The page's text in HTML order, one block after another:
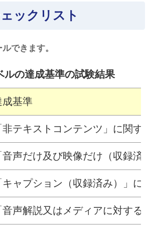
ックリスト
できます。
ルの達成基準の試験結果
成基準
非テキストコンテンツ」に関す
音声だけ及び映像だけ（収録済
キャプション（収録済み）」に
音声解説又はメディアに対す